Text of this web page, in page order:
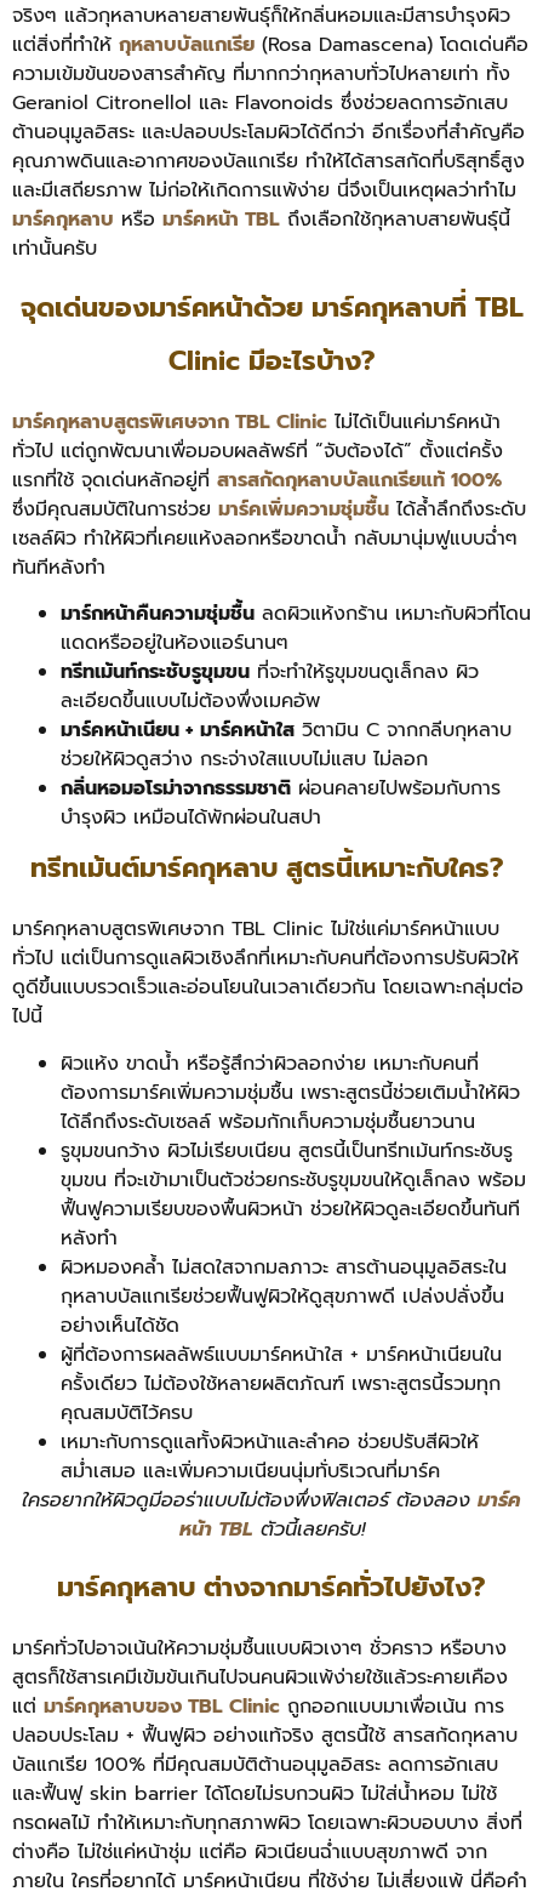
จริงๆ แล้วกุหลาบหลายสายพันธุ์ก็ให้กลิ่นหอมและมีสารบำรุงผิว
แต่สิ่งที่ทำให้ กุหลาบบัลแกเรีย (Rosa Damascena) โดดเด่นคือ
ความเข้มข้นของสารสำคัญ ที่มากกว่ากุหลาบทั่วไปหลายเท่า ทั้ง
Geraniol Citronellol และ Flavonoids ซึ่งช่วยลดการอักเสบ
ต้านอนุมูลอิสระ และปลอบประโลมผิวได้ดีกว่า อีกเรื่องที่สำคัญคือ
คุณภาพดินและอากาศของบัลแกเรีย ทำให้ได้สารสกัดที่บริสุทธิ์สูง
และมีเสถียรภาพ ไม่ก่อให้เกิดการแพ้ง่าย นี่จึงเป็นเหตุผลว่าทำไม
มาร์คกุหลาบ หรือ มาร์คหน้า TBL ถึงเลือกใช้กุหลาบสายพันธุ์นี้
เท่านั้นครับ
จุดเด่นของมาร์คหน้าด้วย มาร์คกุหลาบที่ TBL
Clinic มีอะไรบ้าง?
มาร์คกุหลาบสูตรพิเศษจาก TBL Clinic ไม่ได้เป็นแค่มาร์คหน้า
ทั่วไป แต่ถูกพัฒนาเพื่อมอบผลลัพธ์ที่ “จับต้องได้” ตั้งแต่ครั้ง
แรกที่ใช้ จุดเด่นหลักอยู่ที่ สารสกัดกุหลาบบัลแกเรียแท้ 100%
ซึ่งมีคุณสมบัติในการช่วย มาร์คเพิ่มความชุ่มชื้น ได้ล้ำลึกถึงระดับ
เซลล์ผิว ทำให้ผิวที่เคยแห้งลอกหรือขาดน้ำ กลับมานุ่มฟูแบบฉ่ำๆ
ทันทีหลังทำ
มาร์กหน้าคืนความชุ่มชื้น ลดผิวแห้งกร้าน เหมาะกับผิวที่โดน
แดดหรืออยู่ในห้องแอร์นานๆ
ทรีทเม้นท์กระชับรูขุมขน ที่จะทำให้รูขุมขนดูเล็กลง ผิว
ละเอียดขึ้นแบบไม่ต้องพึ่งเมคอัพ
มาร์คหน้าเนียน + มาร์คหน้าใส วิตามิน C จากกลีบกุหลาบ
ช่วยให้ผิวดูสว่าง กระจ่างใสแบบไม่แสบ ไม่ลอก
กลิ่นหอมอโรม่าจากธรรมชาติ ผ่อนคลายไปพร้อมกับการ
บำรุงผิว เหมือนได้พักผ่อนในสปา
ทรีทเม้นต์มาร์คกุหลาบ สูตรนี้เหมาะกับใคร?
มาร์คกุหลาบสูตรพิเศษจาก TBL Clinic ไม่ใช่แค่มาร์คหน้าแบบ
ทั่วไป แต่เป็นการดูแลผิวเชิงลึกที่เหมาะกับคนที่ต้องการปรับผิวให้
ดูดีขึ้นแบบรวดเร็วและอ่อนโยนในเวลาเดียวกัน โดยเฉพาะกลุ่มต่อ
ไปนี้
ผิวแห้ง ขาดน้ำ หรือรู้สึกว่าผิวลอกง่าย เหมาะกับคนที่
ต้องการมาร์คเพิ่มความชุ่มชื้น เพราะสูตรนี้ช่วยเติมน้ำให้ผิว
ได้ลึกถึงระดับเซลล์ พร้อมกักเก็บความชุ่มชื้นยาวนาน
รูขุมขนกว้าง ผิวไม่เรียบเนียน สูตรนี้เป็นทรีทเม้นท์กระชับรู
ขุมขน ที่จะเข้ามาเป็นตัวช่วยกระชับรูขุมขนให้ดูเล็กลง พร้อม
ฟื้นฟูความเรียบของพื้นผิวหน้า ช่วยให้ผิวดูละเอียดขึ้นทันที
หลังทำ
ผิวหมองคล้ำ ไม่สดใสจากมลภาวะ สารต้านอนุมูลอิสระใน
กุหลาบบัลแกเรียช่วยฟื้นฟูผิวให้ดูสุขภาพดี เปล่งปลั่งขึ้น
อย่างเห็นได้ชัด
ผู้ที่ต้องการผลลัพธ์แบบมาร์คหน้าใส + มาร์คหน้าเนียนใน
ครั้งเดียว ไม่ต้องใช้หลายผลิตภัณฑ์ เพราะสูตรนี้รวมทุก
คุณสมบัติไว้ครบ
เหมาะกับการดูแลทั้งผิวหน้าและลำคอ ช่วยปรับสีผิวให้
สม่ำเสมอ และเพิ่มความเนียนนุ่มทั่บริเวณที่มาร์ค
ใครอยากให้ผิวดูมีออร่าแบบไม่ต้องพึ่งฟิลเตอร์ ต้องลอง มาร์ค
หน้า TBL ตัวนี้เลยครับ!
มาร์คกุหลาบ ต่างจากมาร์คทั่วไปยังไง?
มาร์คทั่วไปอาจเน้นให้ความชุ่มชื้นแบบผิวเงาๆ ชั่วคราว หรือบาง
สูตรก็ใช้สารเคมีเข้มข้นเกินไปจนคนผิวแพ้ง่ายใช้แล้วระคายเคือง
แต่ มาร์คกุหลาบของ TBL Clinic ถูกออกแบบมาเพื่อเน้น การ
ปลอบประโลม + ฟื้นฟูผิว อย่างแท้จริง สูตรนี้ใช้ สารสกัดกุหลาบ
บัลแกเรีย 100% ที่มีคุณสมบัติต้านอนุมูลอิสระ ลดการอักเสบ
และฟื้นฟู skin barrier ได้โดยไม่รบกวนผิว ไม่ใส่น้ำหอม ไม่ใช้
กรดผลไม้ ทำให้เหมาะกับทุกสภาพผิว โดยเฉพาะผิวบอบบาง สิ่งที่
ต่างคือ ไม่ใช่แค่หน้าชุ่ม แต่คือ ผิวเนียนฉ่ำแบบสุขภาพดี จาก
ภายใน ใครที่อยากได้ มาร์คหน้าเนียน ที่ใช้ง่าย ไม่เสี่ยงแพ้ นี่คือคำ